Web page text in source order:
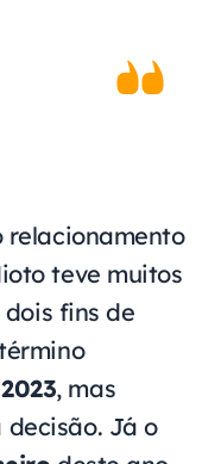
relacionamento
teve muitos
fins de
, mas
Já o